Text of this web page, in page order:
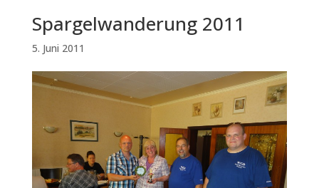
Spargelwanderung 2011
5. Juni 2011